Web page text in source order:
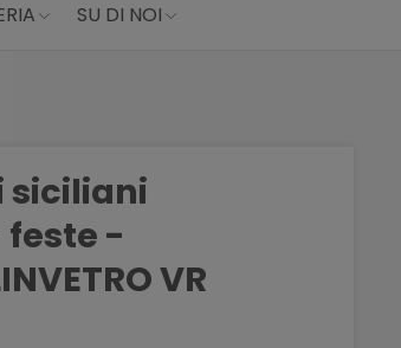
SU DI NOI
siciliani
-
VR